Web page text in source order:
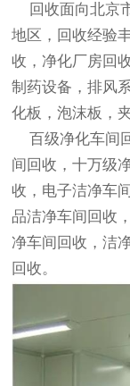
回收面向北京
地区，回收经验
收 ，净化厂房回
制药设备，排风
化板，泡沫板，
百级净化车间
间回收 ，十万级
收 ，电子洁净车
品洁净车间回收
净车间回收 ，洁
回收。